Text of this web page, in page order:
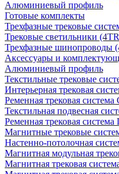
Алюминиевый профиль
Готовые комплекты
Трехфазные трековые
Трековые светильники
Трехфазные шинопроводы
Аксессуары и
Алюминиевый профиль
Текстильные трековые
Интерьерная трековая
Ременная трековая
Текстильная подвесная
Ременная трековая
Магнитные трековые
Настенно-потолочная
Магнитная модульная
Магнитная трековая